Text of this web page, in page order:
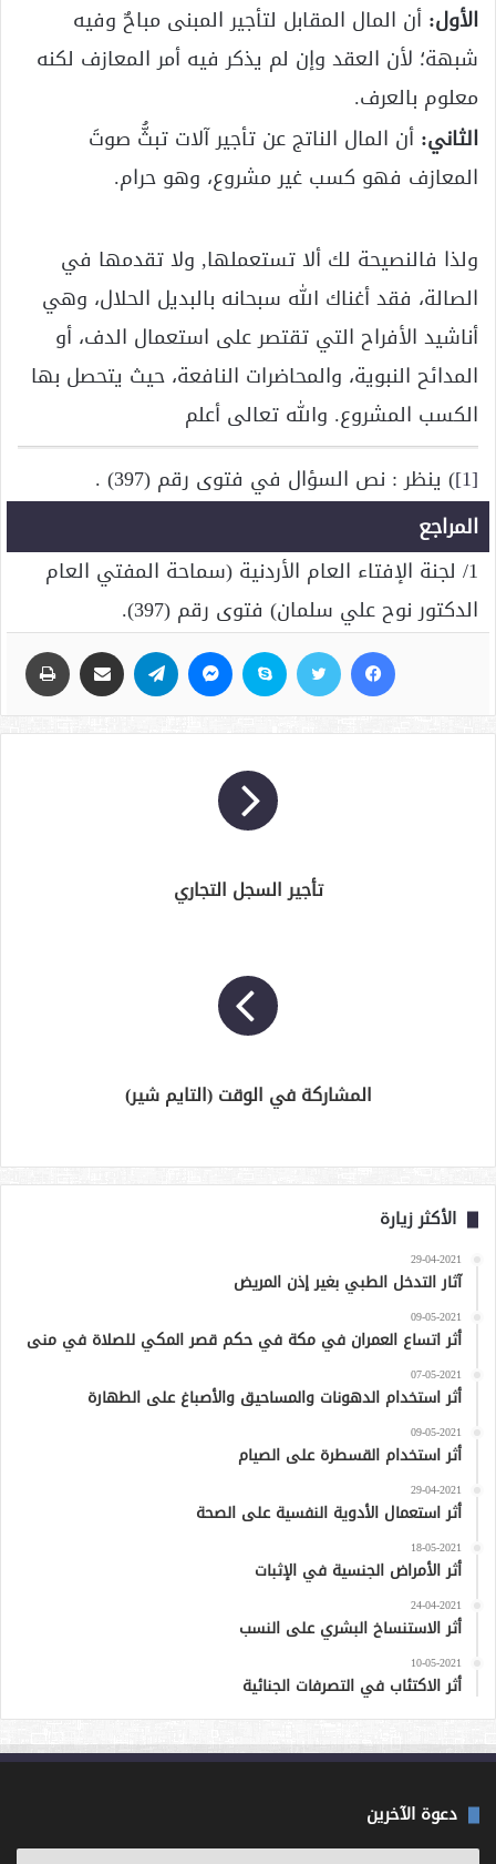
الأول: أن المال المقابل لتأجير المبنى مباحٌ وفيه
شبهة؛ لأن العقد وإن لم يذكر فيه أمر المعازف لكنه
معلوم بالعرف.
الثاني: أن المال الناتج عن تأجير آلات تبثُّ صوتَ
المعازف فهو كسب غير مشروع، وهو حرام.
ولذا فالنصيحة لك ألا تستعملها, ولا تقدمها في
الصالة، فقد أغناك الله سبحانه بالبديل الحلال، وهي
أناشيد الأفراح التي تقتصر على استعمال الدف، أو
المدائح النبوية، والمحاضرات النافعة، حيث يتحصل بها
الكسب المشروع. والله تعالى أعلم
[1] ) ينظر : نص السؤال في فتوى رقم (397) .
المراجع
1/ لجنة الإفتاء العام الأردنية (سماحة المفتي العام
الدكتور نوح علي سلمان) فتوى رقم (397).
تأجير السجل التجاري
المشاركة في الوقت (التايم شير)
الأكثر زيارة
29-04-2021
آثار التدخل الطبي بغير إذن المريض
09-05-2021
أثر اتساع العمران في مكة في حكم قصر المكي للصلاة في منى
07-05-2021
أثر استخدام الدهونات والمساحيق والأصباغ على الطهارة
09-05-2021
أثر استخدام القسطرة على الصيام
29-04-2021
أثر استعمال الأدوية النفسية على الصحة
18-05-2021
أثر الأمراض الجنسية في الإثبات
24-04-2021
أثر الاستنساخ البشري على النسب
10-05-2021
أثر الاكتئاب في التصرفات الجنائية
دعوة الآخرين